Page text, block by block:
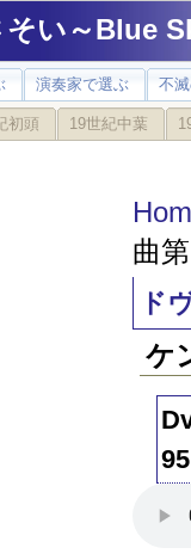
い～Blue
演奏家で選ぶ 不
初頭 19世紀中葉
曲
ド
ケ